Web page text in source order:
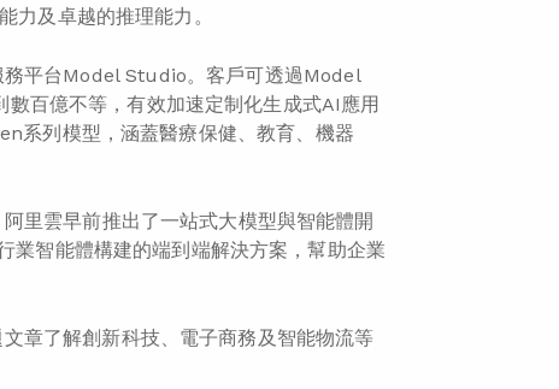
力及卓越的推理能力。
務平台Model Studio。客戶可透過Model
百億不等，有效加速定制化生成式AI應用
系列模型，涵蓋醫療保健、教育、機器
里雲早前推出了一站式大模型與智能體開
業智能體構建的端到端解決方案，幫助企業
章了解創新科技、電子商務及智能物流等